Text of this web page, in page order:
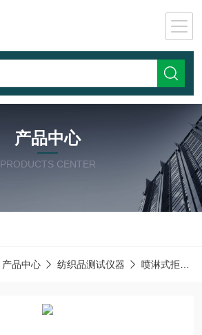
产品中心
PRODUCTS CENTER
产品中心 纺织品测试仪器 喷淋式拒水性测试仪